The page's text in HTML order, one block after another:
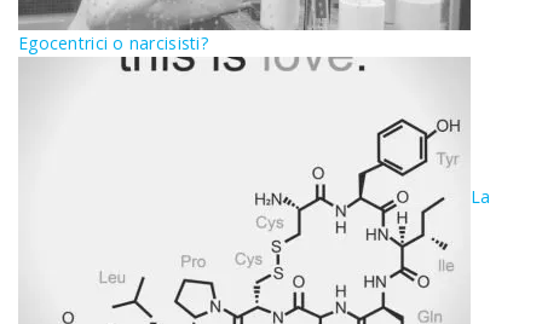
Egocentrici o narcisisti?
La